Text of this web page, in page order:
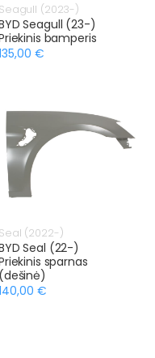
Seagull (2023-)
Seagull (23-)
bamperis
€
Seal (2022-)
Seal (22-)
sparnas
(dešinė)
€